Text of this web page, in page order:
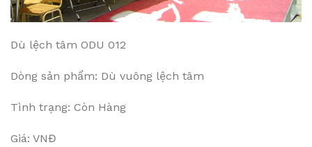
Dù lệch tâm ODU 012
Dòng sản phẩm: Dù vuông lệch tâm
Tình trạng: Còn Hàng
Giá: VNĐ